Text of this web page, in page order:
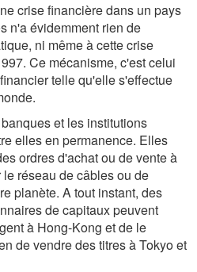
crise financière dans un pays
n'a évidemment rien de
ni même à cette crise
Ce mécanisme, c'est celui
telle qu'elle s'effectue
et les institutions
elles en permanence. Elles
ordres d'achat ou de vente à
réseau de câbles ou de
planète. A tout instant, des
de capitaux peuvent
à Hong-Kong et de le
de vendre des titres à Tokyo et